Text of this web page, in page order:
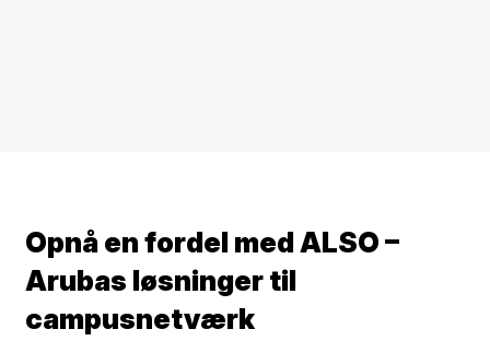
Opnå en fordel med ALSO –
Arubas løsninger til
campusnetværk